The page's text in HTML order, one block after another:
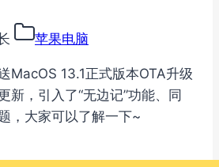
苹果电脑
MacOS 13.1正式版本OTA升级
新，引入了“无边记”功能、同
，大家可以了解一下~